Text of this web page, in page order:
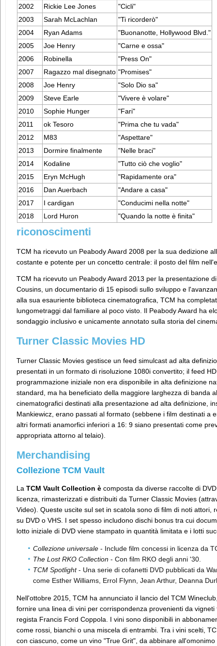
2002
Rickie Lee Jones
"Cicli"
2003
Sarah McLachlan
"Ti ricorderò"
2004
Ryan Adams
"Buonanotte, Hollywood Blvd."
2005
Joe Henry
"Carne e ossa"
2006
Robinella
"Press On"
2007
Ragazzo mal disegnato "Promises"
2008
Joe Henry
"Solo Dio sa"
2009
Steve Earle
"Vivere è volare"
2010
Sophie Hunger
"Fari"
2011
ok Tesoro
"Prima che tu vada"
2012
M83
"Aspettare"
2013
Dormire finalmente
"Nelle braci"
2014
Kodaline
"Tutto ciò che voglio"
2015
Eryn McHugh
"Rapidamente ora"
2016
Dan Auerbach
"Andare a casa"
2017
I cardigan
"Conducimi nella notte"
2018
Lord Huron "Quando la notte è finita"
riconoscimenti
TCM ha ricevuto un Peabody Award 2008 per la sua dedizione
costante e potente per un concetto centrale: il posto del film
TCM ha ricevuto un Peabody Award 2013 per la presentazione
Cousins, un documentario di 15 episodi sullo sviluppo e
alla sua esauriente biblioteca cinematografica, TCM ha
lungometraggi dal familiare al poco visto. Il Peabody Award ha
sondaggio inclusivo e unicamente annotato sulla storia del
Turner Classic Movies HD
Turner Classic Movies gestisce un feed simulcast ad alta
presentati in un formato di risoluzione 1080i convertito; il feed
programmazione iniziale non era disponibile in alta definizione
standard, ma ha beneficiato della maggiore larghezza di banda
cinematografici destinati alla presentazione ad alta definizione,
Mankiewicz, erano passati al formato (sebbene i film destinati a
altri formati anamorfici inferiori a 16: 9 siano presentati come
appropriata attorno al telaio).
Merchandising
Collezione TCM Vault
La TCM Vault Collection è composta da diverse raccolte di
licenza, rimasterizzati e distribuiti da Turner Classic Movies
Video). Queste uscite sul set in scatola sono di film di noti attori,
su DVD o VHS. I set spesso includono dischi bonus tra cui
lotto iniziale di DVD viene stampato in quantità limitata e i lotti
Collezione universale - Include film concessi in licenza da
The Lost RKO Collection - Con film RKO degli anni '30.
TCM Spotlight- Una serie di cofanetti DVD pubblicati da
come Esther Williams, Errol Flynn, Jean Arthur, Deanna
Nell'ottobre 2015, TCM ha annunciato il lancio del TCM
fornire una linea di vini per corrispondenza provenienti da
regista Francis Ford Coppola. I vini sono disponibili in
come rossi, bianchi o una miscela di entrambi. Tra i vini scelti,
con ciascuno, come un vino "True Grit", da abbinare